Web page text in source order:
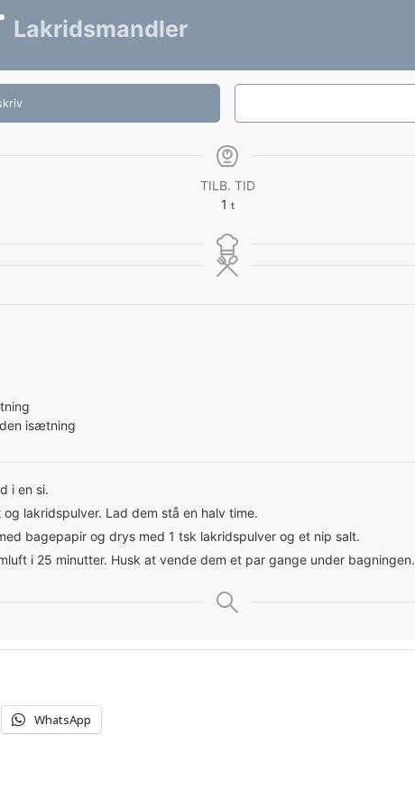
Lakridsmandler
TILB. TID
1 time
t
isætning
i en si.
lakridspulver. Lad dem stå en halv time.
bagepapir og drys med 1 tsk lakridspulver og et nip salt.
i 25 minutter. Husk at vende dem et par gange under bagningen.
WhatsApp